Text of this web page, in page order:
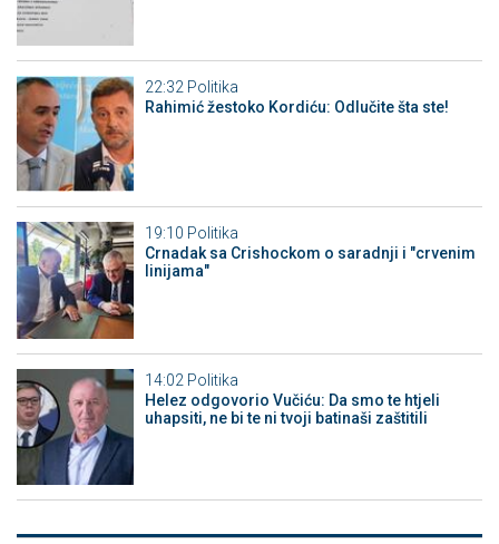
22:32 Politika
Rahimić žestoko Kordiću: Odlučite šta ste!
19:10 Politika
Crnadak sa Crishockom o saradnji i "crvenim
linijama"
14:02 Politika
Helez odgovorio Vučiću: Da smo te htjeli
uhapsiti, ne bi te ni tvoji batinaši zaštitili